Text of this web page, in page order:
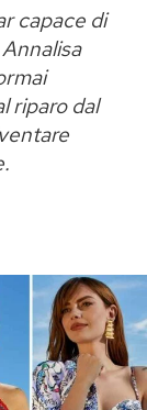
capace di
riparo dal